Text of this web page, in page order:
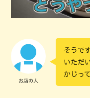
お店の人
そうで
いただ
かじっ